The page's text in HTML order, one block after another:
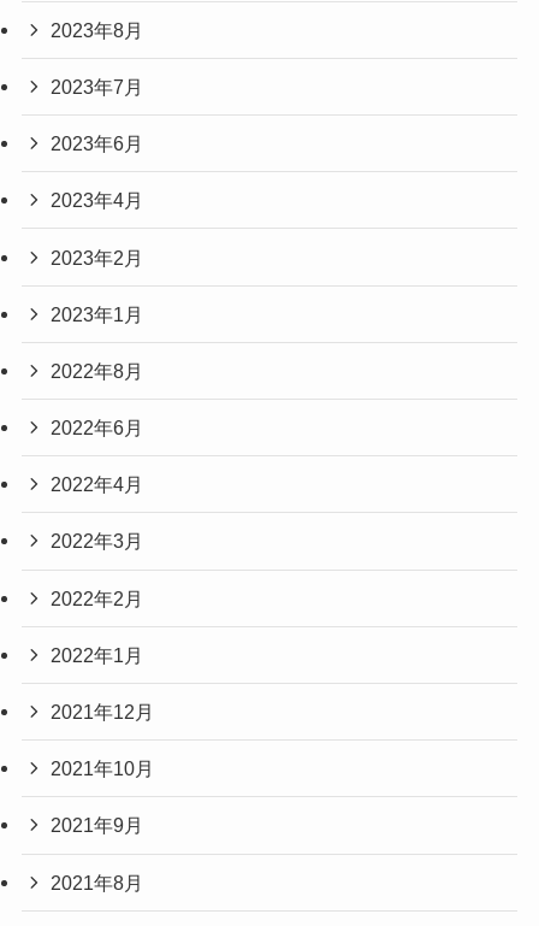
2023年8月
2023年7月
2023年6月
2023年4月
2023年2月
2023年1月
2022年8月
2022年6月
2022年4月
2022年3月
2022年2月
2022年1月
2021年12月
2021年10月
2021年9月
2021年8月